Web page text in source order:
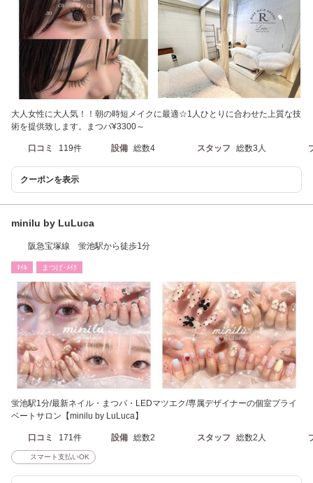
大人女性に大人気！！朝の時短メイクに最適☆1人ひとりに合わせた上質な技
術を提供致します。まつパ¥3300～
口コミ 119件 設備 総数4 スタッフ 総数3人
クーポンを表示
minilu by LuLuca
阪急宝塚線 蛍池駅から徒歩1分
ﾈｲﾙ まつげ･ﾒｲｸ
蛍池駅1分/最新ネイル・まつパ・LEDマツエク/専属デザイナーの個室プライ
ベートサロン【minilu by LuLuca】
口コミ 171件 設備 総数2 スタッフ 総数2人
スマート支払いOK